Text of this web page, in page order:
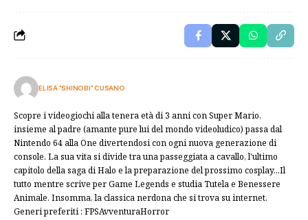
ELISA "SHINOBI" CUSANO
Scopre i videogiochi alla tenera età di 3 anni con Super Mario,
insieme al padre (amante pure lui del mondo videoludico) passa dal
Nintendo 64 alla One divertendosi con ogni nuova generazione di
console. La sua vita si divide tra una passeggiata a cavallo, l'ultimo
capitolo della saga di Halo e la preparazione del prossimo cosplay...Il
tutto mentre scrive per Game Legends e studia Tutela e Benessere
Animale. Insomma, la classica nerdona che si trova su internet.
Generi preferiti : FPSAvventuraHorror